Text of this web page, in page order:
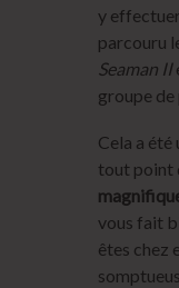
y effectuer
parcouru
Seaman II
groupe de
Cela a
tout point
vous fait
êtes chez